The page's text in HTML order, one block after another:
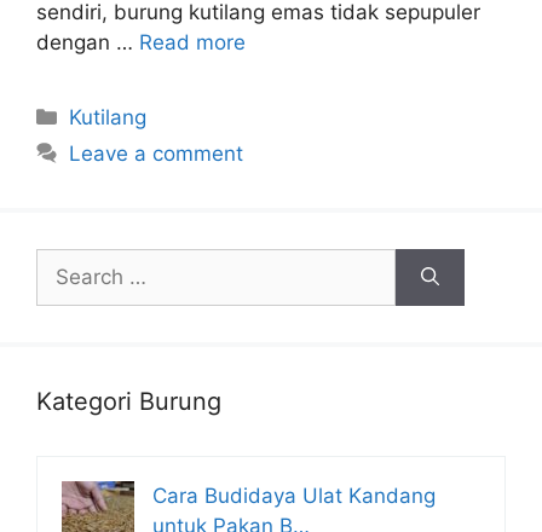
sendiri, burung kutilang emas tidak sepupuler
dengan … Read more
Categories
Kutilang
Leave a comment
for:
Kategori Burung
Cara Budidaya Ulat Kandang
untuk Pakan B…